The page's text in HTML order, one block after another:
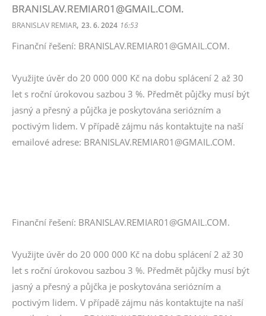
BRANISLAV.REMIAR01@GMAIL.COM.
BRANISLAV REMIAR, 23. 6. 2024 16:53
Finanční řešení: BRANISLAV.REMIAR01@GMAIL.COM.
Využijte úvěr do 20 000 000 Kč na dobu splácení 2 až 30
let s roční úrokovou sazbou 3 %. Předmět půjčky musí být
jasný a přesný a půjčka je poskytována seriózním a
poctivým lidem. V případě zájmu nás kontaktujte na naší
emailové adrese: BRANISLAV.REMIAR01@GMAIL.COM.
Finanční řešení: BRANISLAV.REMIAR01@GMAIL.COM.
Využijte úvěr do 20 000 000 Kč na dobu splácení 2 až 30
let s roční úrokovou sazbou 3 %. Předmět půjčky musí být
jasný a přesný a půjčka je poskytována seriózním a
poctivým lidem. V případě zájmu nás kontaktujte na naší